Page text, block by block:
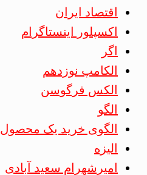
اقتصاد ایران
اکسپلور اینستاگرام
اگر
الکامپ نوزدهم
الکس فرگوسن
الگو
الگوی خرید یک محصول
الیزه
امیرشهرام سعید آبادی